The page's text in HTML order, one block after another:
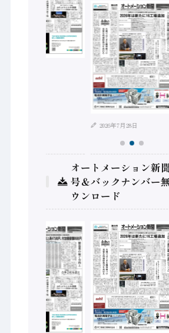
2026年7月28日
オートメーション新
号＆バックナンバー
ウンロード